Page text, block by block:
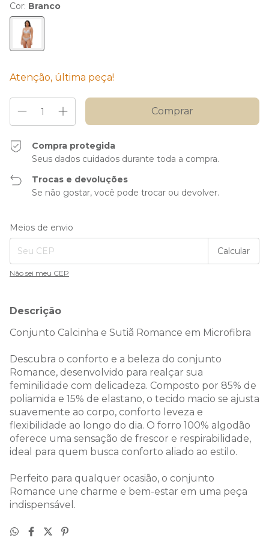
Cor: Branco
Atenção, última peça!
Compra protegida
Seus dados cuidados durante toda a compra.
Trocas e devoluções
Se não gostar, você pode trocar ou devolver.
Entregas para o CEP:
Meios de envio
Calcular
Não sei meu CEP
Descrição
Conjunto Calcinha e Sutiã Romance em Microfibra
Descubra o conforto e a beleza do conjunto
Romance, desenvolvido para realçar sua
feminilidade com delicadeza. Composto por 85% de
poliamida e 15% de elastano, o tecido macio se ajusta
suavemente ao corpo, conforto leveza e
flexibilidade ao longo do dia. O forro 100% algodão
oferece uma sensação de frescor e respirabilidade,
ideal para quem busca conforto aliado ao estilo.
Perfeito para qualquer ocasião, o conjunto
Romance une charme e bem-estar em uma peça
indispensável.